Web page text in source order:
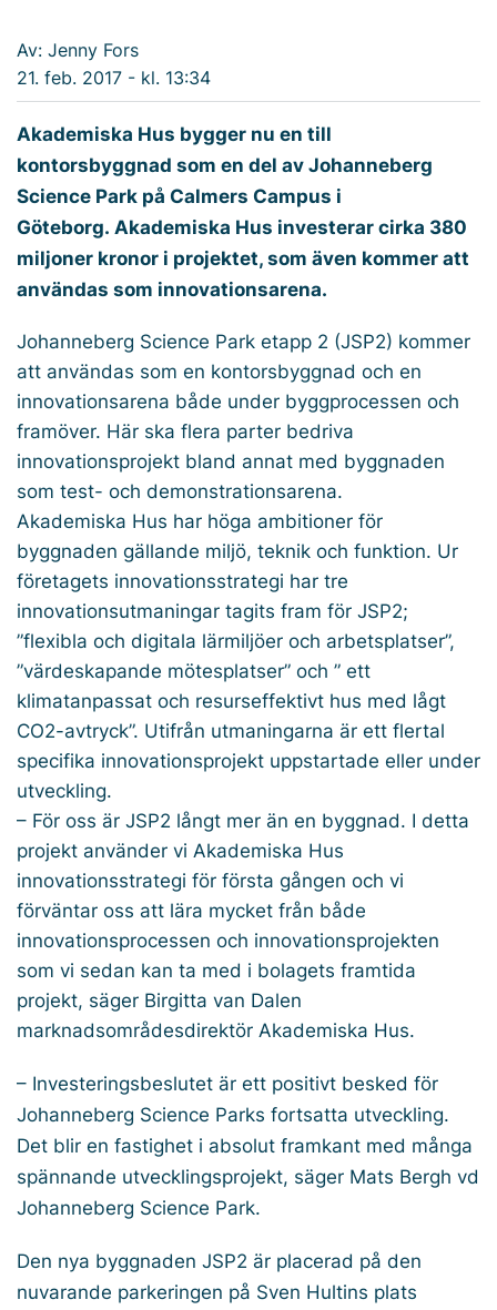
Av: Jenny Fors
21. feb. 2017 - kl. 13:34
Akademiska Hus bygger nu en till
kontorsbyggnad som en del av Johanneberg
Science Park på Calmers Campus i
Göteborg. Akademiska Hus investerar cirka 380
miljoner kronor i projektet, som även kommer att
användas som innovationsarena.
Johanneberg Science Park etapp 2 (JSP2) kommer
att användas som en kontorsbyggnad och en
innovationsarena både under byggprocessen och
framöver. Här ska flera parter bedriva
innovationsprojekt bland annat med byggnaden
som test- och demonstrationsarena.
Akademiska Hus har höga ambitioner för
byggnaden gällande miljö, teknik och funktion. Ur
företagets innovationsstrategi har tre
innovationsutmaningar tagits fram för JSP2;
”flexibla och digitala lärmiljöer och arbetsplatser”,
”värdeskapande mötesplatser” och ” ett
klimatanpassat och resurseffektivt hus med lågt
CO2-avtryck”. Utifrån utmaningarna är ett flertal
specifika innovationsprojekt uppstartade eller under
utveckling.
– För oss är JSP2 långt mer än en byggnad. I detta
projekt använder vi Akademiska Hus
innovationsstrategi för första gången och vi
förväntar oss att lära mycket från både
innovationsprocessen och innovationsprojekten
som vi sedan kan ta med i bolagets framtida
projekt, säger Birgitta van Dalen
marknadsområdesdirektör Akademiska Hus.
– Investeringsbeslutet är ett positivt besked för
Johanneberg Science Parks fortsatta utveckling.
Det blir en fastighet i absolut framkant med många
spännande utvecklingsprojekt, säger Mats Bergh vd
Johanneberg Science Park.
Den nya byggnaden JSP2 är placerad på den
nuvarande parkeringen på Sven Hultins plats